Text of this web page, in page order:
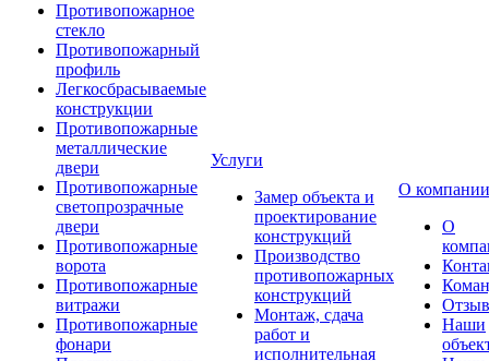
Противопожарное
стекло
Противопожарный
профиль
Легкосбрасываемые
конструкции
Противопожарные
металлические
двери
Противопожарные
светопрозрачные
двери
Противопожарные
ворота
Противопожарные
витражи
Противопожарные
фонари
Услуги
Замер объекта и
проектирование
конструкций
Производство
противопожарных
конструкций
Монтаж, сдача
работ и
исполнительная
О компании
О
Наши